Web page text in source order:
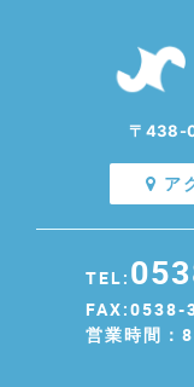
〒438-
ア
TEL:
FAX:0538-
営業時間：